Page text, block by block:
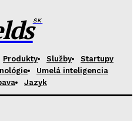
SK
Produkty Služby
Startupy
Umelá inteligencia
Jazyk